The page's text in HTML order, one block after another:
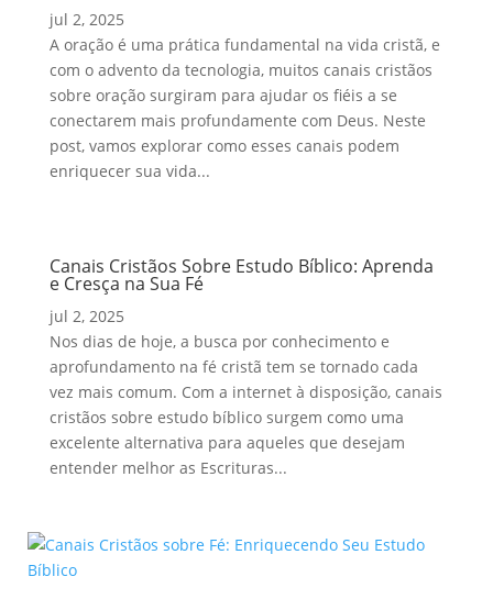
jul 2, 2025
A oração é uma prática fundamental na vida cristã, e
com o advento da tecnologia, muitos canais cristãos
sobre oração surgiram para ajudar os fiéis a se
conectarem mais profundamente com Deus. Neste
post, vamos explorar como esses canais podem
enriquecer sua vida...
Canais Cristãos Sobre Estudo Bíblico: Aprenda
e Cresça na Sua Fé
jul 2, 2025
Nos dias de hoje, a busca por conhecimento e
aprofundamento na fé cristã tem se tornado cada
vez mais comum. Com a internet à disposição, canais
cristãos sobre estudo bíblico surgem como uma
excelente alternativa para aqueles que desejam
entender melhor as Escrituras...